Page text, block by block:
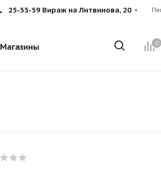
25-33-59 Вираж на Литвинова, 20
0
Магазины